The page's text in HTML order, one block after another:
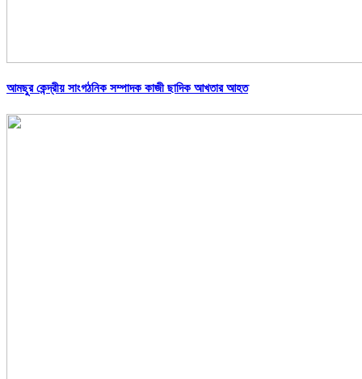
আমছুর কেন্দ্রীয় সাংগঠনিক সম্পাদক কাজী ছাদিক আখতার আহত